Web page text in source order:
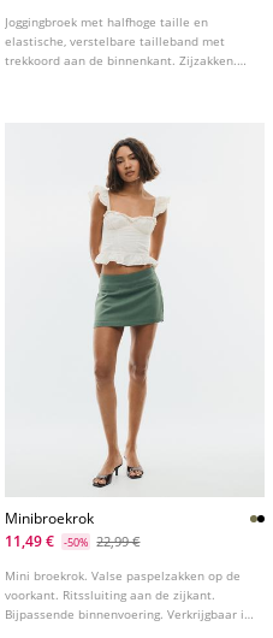
Joggingbroek met halfhoge taille en
elastische, verstelbare tailleband met
trekkoord aan de binnenkant. Zijzakken.
Minibroekrok
11,49 €
-50% 22,99 €
Mini broekrok. Valse paspelzakken op de
voorkant. Ritssluiting aan de zijkant.
Bijpassende binnenvoering. Verkrijgbaar in